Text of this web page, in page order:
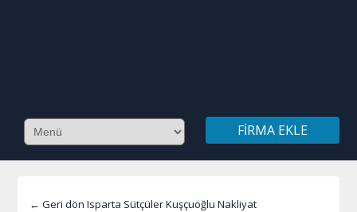
FIRMA EKLE
← Geri dön Isparta Sütçüler Kuşçuoğlu Nakliyat